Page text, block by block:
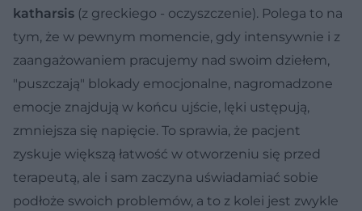
katharsis (z greckiego - oczyszczenie). Polega to na
tym, że w pewnym momencie, gdy intensywnie i z
zaangażowaniem pracujemy nad swoim dziełem,
"puszczają" blokady emocjonalne, nagromadzone
emocje znajdują w końcu ujście, lęki ustępują,
zmniejsza się napięcie. To sprawia, że pacjent
zyskuje większą łatwość w otworzeniu się przed
terapeutą, ale i sam zaczyna uświadamiać sobie
podłoże swoich problemów, a to z kolei jest zwykle